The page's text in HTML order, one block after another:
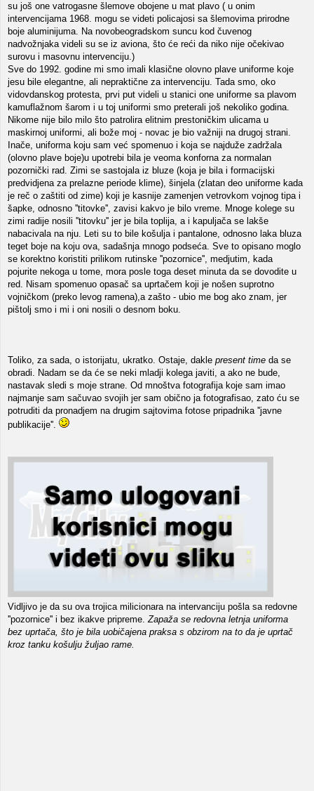
su još one vatrogasne šlemove obojene u mat plavo ( u onim
intervencijama 1968. mogu se videti policajosi sa šlemovima prirodne
boje aluminijuma. Na novobeogradskom suncu kod čuvenog
nadvožnjaka videli su se iz aviona, što će reći da niko nije očekivao
surovu i masovnu intervenciju.)
Sve do 1992. godine mi smo imali klasične olovno plave uniforme koje
jesu bile elegantne, ali nepraktične za intervenciju. Tada smo, oko
vidovdanskog protesta, prvi put videli u stanici one uniforme sa plavom
kamuflažnom šarom i u toj uniformi smo preterali još nekoliko godina.
Nikome nije bilo milo što patrolira elitnim prestoničkim ulicama u
maskirnoj uniformi, ali bože moj - novac je bio važniji na drugoj strani.
Inače, uniforma koju sam već spomenuo i koja se najduže zadržala
(olovno plave boje)u upotrebi bila je veoma konforna za normalan
pozornički rad. Zimi se sastojala iz bluze (koja je bila i formacijski
predvidjena za prelazne periode klime), šinjela (zlatan deo uniforme kada
je reč o zaštiti od zime) koji je kasnije zamenjen vetrovkom vojnog tipa i
šapke, odnosno ''titovke'', zavisi kakvo je bilo vreme. Mnoge kolege su
zimi radije nosili ''titovku'' jer je bila toplija, a i kapuljača se lakše
nabacivala na nju. Leti su to bile košulja i pantalone, odnosno laka bluza
teget boje na koju ova, sadašnja mnogo podseća. Sve to opisano moglo
se korektno koristiti prilikom rutinske ''pozornice'', medjutim, kada
pojurite nekoga u tome, mora posle toga deset minuta da se dovodite u
red. Nisam spomenuo opasač sa uprtačem koji je nošen suprotno
vojničkom (preko levog ramena),a zašto - ubio me bog ako znam, jer
pištolj smo i mi i oni nosili o desnom boku.
Toliko, za sada, o istorijatu, ukratko. Ostaje, dakle present time da se
obradi. Nadam se da će se neki mladji kolega javiti, a ako ne bude,
nastavak sledi s moje strane. Od mnoštva fotografija koje sam imao
najmanje sam sačuvao svojih jer sam obično ja fotografisao, zato ću se
potruditi da pronadjem na drugim sajtovima fotose pripadnika ''javne
publikacije''.
Vidljivo je da su ova trojica milicionara na intervanciju pošla sa redovne
''pozornice'' i bez ikakve pripreme. Zapaža se redovna letnja uniforma
bez uprtača, što je bila uobičajena praksa s obzirom na to da je uprtač
kroz tanku košulju žuljao rame.